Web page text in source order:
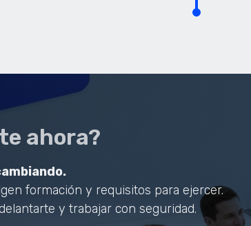
ahora?
formación y requisitos para ejercer.
y trabajar con seguridad.